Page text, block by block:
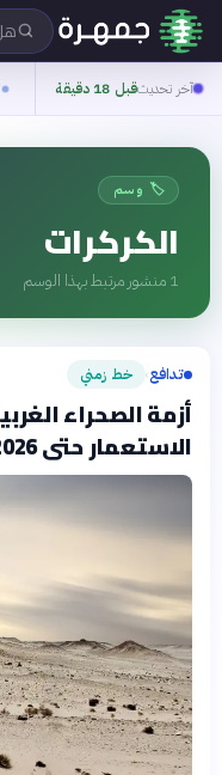
آخر تحديثقبل 18 دقيقة
🏷️ وسم
الكركرات
1 منشور مرتبط بهذا الوسم
تدافع› خط زمني
أزمة الصحراء
الاستعمار حتى 2026